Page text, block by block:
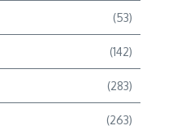
(53)
(142)
(283)
(263)